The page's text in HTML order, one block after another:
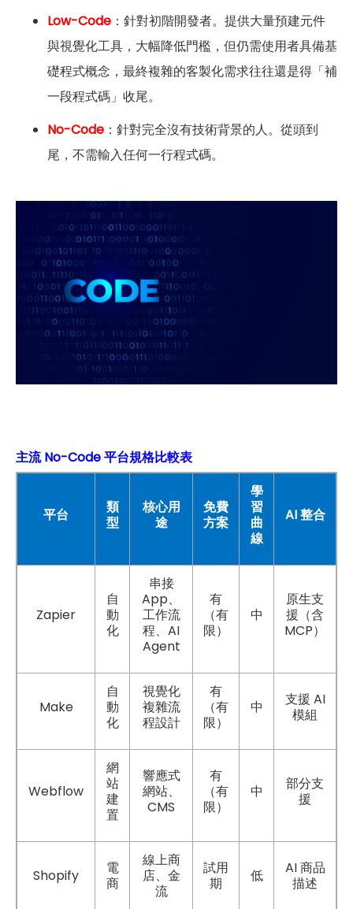
Low-Code ：針對初階開發者。提供大量預建元件
與視覺化工具，大幅降低門檻，但仍需使用者具備基
礎程式概念，最終複雜的客製化需求往往還是得「補
一段程式碼」收尾。
No-Code ：針對完全沒有技術背景的人。從頭到
尾，不需輸入任何一行程式碼。
主流 No-Code 平台規格比較表
平台
類
型
核心用
途
免費
方案
學
習
曲
線
AI 整合
Zapier
自
動
化
串接
App
工作流
程、 AI
Agent
有
（有
限）
中
原生支
援（含
MCP）
Make
自
動
化
視覺化
複雜流
程設計
有
（有
限）
中
支援 AI
模組
Webflow
網
站
建
置
響應式
網站、
CMS
有
（有
限）
中
部分支
援
Shopify
電
商
線上商
店、金
流
試用
期
低 AI 商品
描述